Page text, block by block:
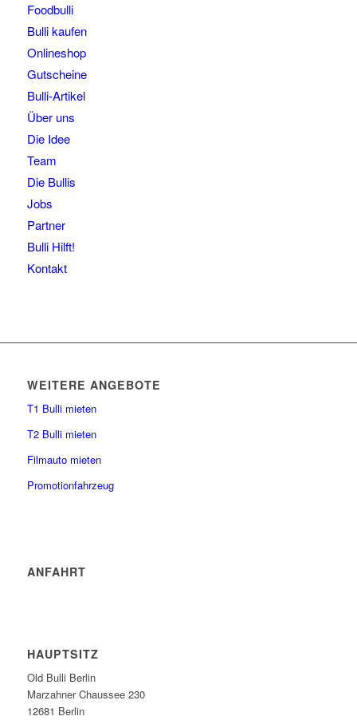
Foodbulli
Bulli kaufen
Onlineshop
Gutscheine
Bulli-Artikel
Über uns
Die Idee
Team
Die Bullis
Jobs
Partner
Bulli Hilft!
Kontakt
WEITERE ANGEBOTE
T1 Bulli mieten
T2 Bulli mieten
Filmauto mieten
Promotionfahrzeug
ANFAHRT
HAUPTSITZ
Old Bulli Berlin
Marzahner Chaussee 230
12681 Berlin